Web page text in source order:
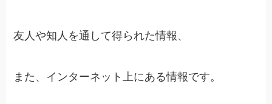
友人や知人を通して得られた情報、
また、インターネット上にある情報です。